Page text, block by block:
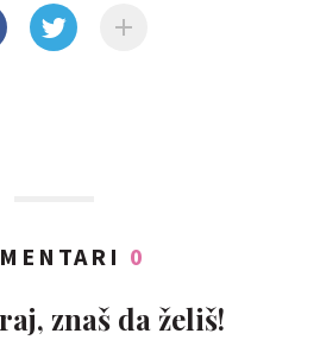
0
znaš da želiš!